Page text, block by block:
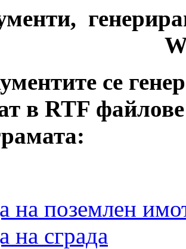
се
в RTF
на поземлен
на сграда